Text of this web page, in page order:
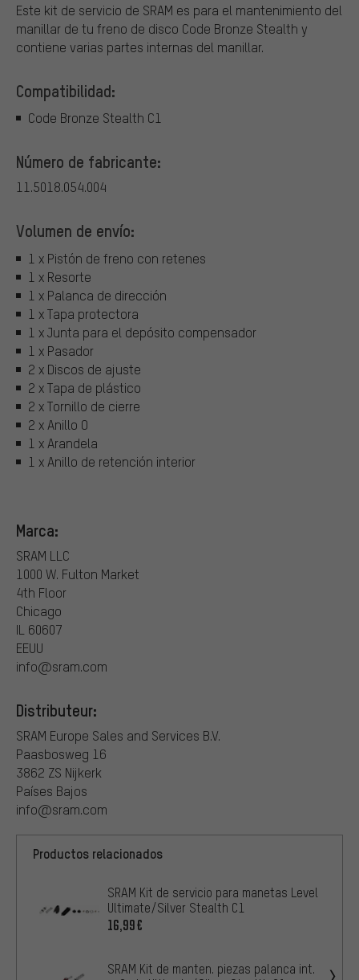
Este kit de servicio de SRAM es para el mantenimiento del
manillar de tu freno de disco Code Bronze Stealth y
contiene varias partes internas del manillar.
Compatibilidad:
Code Bronze Stealth C1
Número de fabricante:
11.5018.054.004
Volumen de envío:
1 x Pistón de freno con retenes
1 x Resorte
1 x Palanca de dirección
1 x Tapa protectora
1 x Junta para el depósito compensador
1 x Pasador
2 x Discos de ajuste
2 x Tapa de plástico
2 x Tornillo de cierre
2 x Anillo O
1 x Arandela
1 x Anillo de retención interior
Marca:
SRAM LLC
1000 W. Fulton Market
4th Floor
Chicago
IL 60607
EEUU
info@sram.com
Distributeur:
SRAM Europe Sales and Services B.V.
Paasbosweg 16
3862 ZS Nijkerk
Países Bajos
info@sram.com
Productos relacionados
SRAM Kit de servicio para manetas Level
Ultimate/Silver Stealth C1
16,99€
SRAM Kit de manten. piezas palanca int.